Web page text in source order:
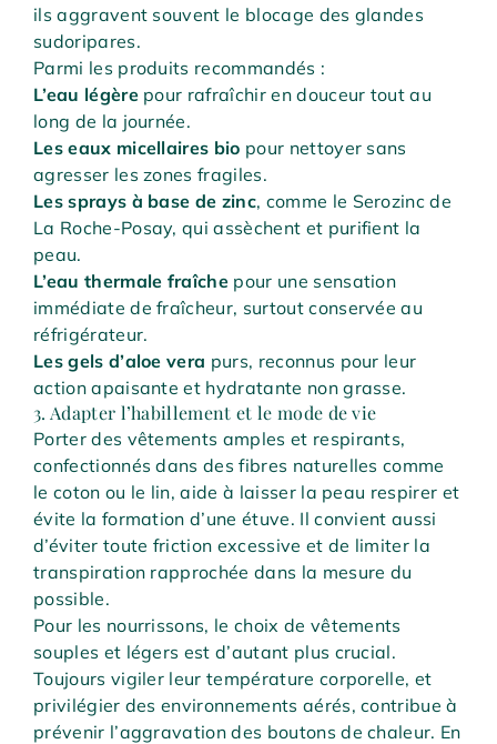
ils aggravent souvent le blocage des glandes
sudoripares.
Parmi les produits recommandés :
L’eau légèrepour rafraîchir en douceur tout au
long de la journée.
Les eaux micellaires bio pour nettoyer sans
agresser les zones fragiles.
Les sprays à base de zinc, comme le Serozinc de
La Roche-Posay, qui assèchent et purifient la
peau.
L’eau thermale fraîche pour une sensation
immédiate de fraîcheur, surtout conservée au
réfrigérateur.
Les gels d’aloe vera purs, reconnus pour leur
action apaisante et hydratante non grasse.
3. Adapter l’habillement et le mode de vie
Porter des vêtements amples et respirants,
confectionnés dans des fibres naturelles comme
le coton ou le lin, aide à laisser la peau respirer et
évite la formation d’une étuve. Il convient aussi
d’éviter toute friction excessive et de limiter la
transpiration rapprochée dans la mesure du
possible.
Pour les nourrissons, le choix de vêtements
souples et légers est d’autant plus crucial.
Toujours vigiler leur température corporelle, et
privilégier des environnements aérés, contribue à
prévenir l’aggravation des boutons de chaleur. En